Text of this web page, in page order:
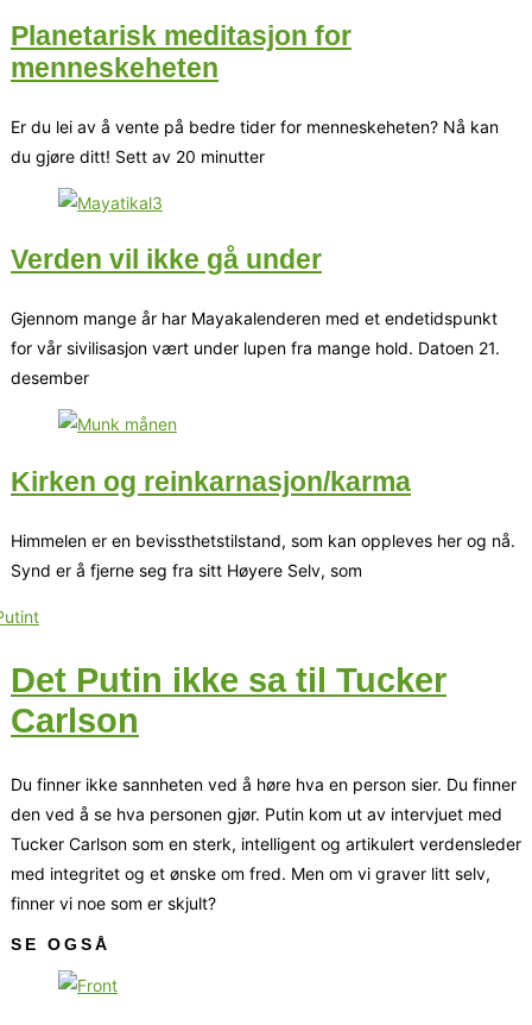
Planetarisk meditasjon for
menneskeheten
Er du lei av å vente på bedre tider for menneskeheten? Nå kan
du gjøre ditt! Sett av 20 minutter
Verden vil ikke gå under
Gjennom mange år har Mayakalenderen med et endetidspunkt
for vår sivilisasjon vært under lupen fra mange hold. Datoen 21.
desember
Kirken og reinkarnasjon/karma
Himmelen er en bevissthetstilstand, som kan oppleves her og nå.
Synd er å fjerne seg fra sitt Høyere Selv, som
Det Putin ikke sa til Tucker
Carlson
Du finner ikke sannheten ved å høre hva en person sier. Du finner
den ved å se hva personen gjør. Putin kom ut av intervjuet med
Tucker Carlson som en sterk, intelligent og artikulert verdensleder
med integritet og et ønske om fred. Men om vi graver litt selv,
finner vi noe som er skjult?
SE OGSÅ